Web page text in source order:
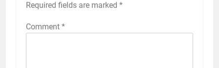
Required fields are marked *
Comment *